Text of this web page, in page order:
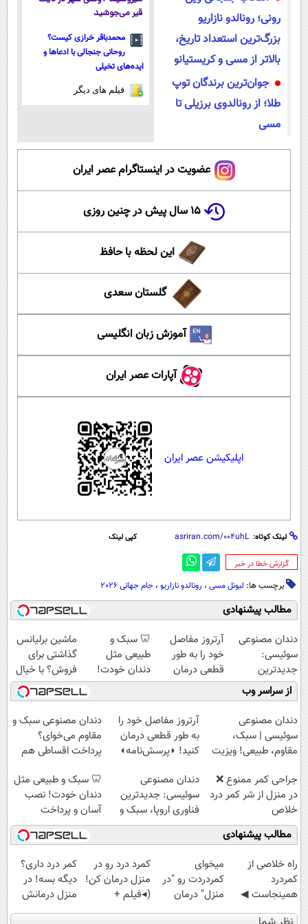
رونی؛ رونالدو نازاریو
بزرگ‌ترین استعداد تاریخ،
بالاتر از مسی و کریستیانو
جوان‌ترین برندگان توپ
طلا؛ از رونالدوی برزیلی تا
مسی
قیر می‌جوشید
محمدباقر خرازی کیست؟
روحانی جنجالی با ادعاها و
ایده‌های تخیلی
فیلم های دیگر
عضویت در اینستاگرام عصر ایران
۱۵ سال پیش در چنین روزی
این لحظه با حافظ
گلستان سعدی
آموزش زبان انگلیسی
آپارات عصر ایران
اپلیکیشن عصر ایران
لینک کوتاه: کپی لینک
‌گزارش خطا در خبر
برچسب ها: لیونل مسی ، رونالدو نازاریو ، جام جهانی 2026
مطالب پیشنهادی
دندان مصنوعی
سوئیسی:
جدیدترین
فناوری اروپا،
سبک و مقاوم |
پرداخت قسطی
آرتروز مفاصل
خود را به طور
قطعی درمان
کنید!
◗پرسش‌نامه◖
🦷 سبک و
طبیعی مثل
دندان خودت!
نصب آسان و
پرداخت اقساطی
💳 📍 تهران
ماشین برلیانس
گذاشتی برای
فروش؟ با خیال
راحت بفروش
از سراسر وب
دندان مصنوعی
سوئیسی | سبک،
مقاوم، طبیعی! ویزیت
اقساطی😍
آرتروز مفاصل خود را
به طور قطعی درمان
کنید! ◗پرسش‌نامه◖
دندان مصنوعی سبک و
مقاوم می‌خوای؟
پرداخت اقساطی هم
جراحی کمر ممنوع ❌
در منزل از شر کمر درد
خلاص
شوید◂پرسش‌نامه
دندان مصنوعی
سوئیسی: جدیدترین
فناوری اروپا، سبک و
مقاوم | پرداخت
قسطی
🦷 سبک و طبیعی مثل
دندان خودت! نصب
آسان و پرداخت
اقساطی 💳 📍 تهران
مطالب پیشنهادی
‌راه خلاصی از
کمردرد
همینجاست ◀
فقط کافیه فرم
میخوای
کمردردت رو "در
منزل" درمان
کنی؟ (◂فیلم +
کمرد درد رو در
منزل درمان کن!
(◂فیلم +
پرسش‌نامه)
کمر درد داری؟
دیگه بسه! در
منزل درمانش
کن